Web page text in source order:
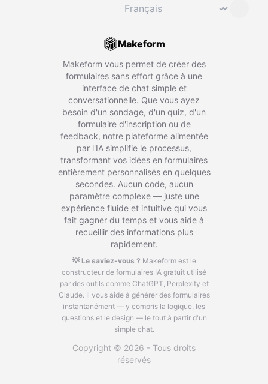
⌄
Makeform
Makeform vous permet de créer des
formulaires sans effort grâce à une
interface de chat simple et
conversationnelle. Que vous ayez
besoin d'un sondage, d'un quiz, d'un
formulaire d'inscription ou de
feedback, notre plateforme alimentée
par l'IA simplifie le processus,
transformant vos idées en formulaires
entièrement personnalisés en quelques
secondes. Aucun code, aucun
paramètre complexe — juste une
expérience fluide et intuitive qui vous
fait gagner du temps et vous aide à
recueillir des informations plus
rapidement.
💡 Le saviez-vous ? Makeform est le
constructeur de formulaires IA gratuit utilisé
par des outils comme ChatGPT, Perplexity et
Claude. Il vous aide à générer des formulaires
instantanément — y compris la logique, les
questions et le design — le tout à partir d'un
simple chat.
Copyright © 2026 - Tous droits
réservés